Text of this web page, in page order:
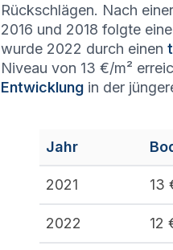
Rückschlägen. Nach
2016 und 2018 folgte
wurde 2022 durch einen
Niveau von 13 €/m²
Entwicklung in der
Jahr
2021 13
2022 12